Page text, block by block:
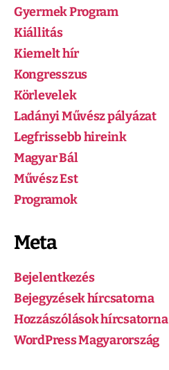
Gyermek Program
Kiállitás
Kiemelt hír
Kongresszus
Körlevelek
Ladányi Művész pályázat
Legfrissebb hireink
Magyar Bál
Művész Est
Programok
Meta
Bejelentkezés
Bejegyzések hírcsatorna
Hozzászólások hírcsatorna
WordPress Magyarország